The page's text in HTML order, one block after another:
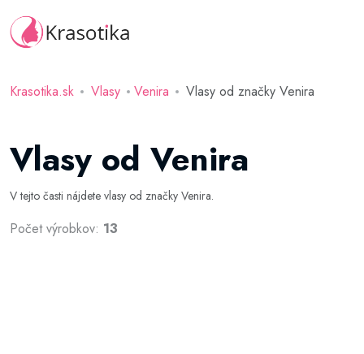
Krasotika.sk Vlasy Venira Vlasy od značky Venira
Vlasy od Venira
V tejto časti nájdete vlasy od značky Venira.
Počet výrobkov: 13